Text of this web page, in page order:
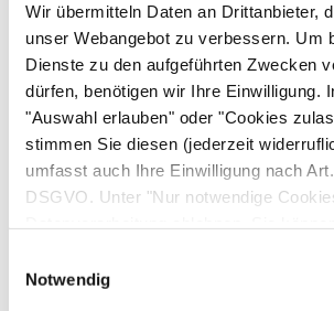
Wir übermitteln Daten an Drittanbieter,
unser Webangebot zu verbessern. Um
Dienste zu den aufgeführten Zwecken
dürfen, benötigen wir Ihre Einwilligung.
"Auswahl erlauben" oder "Cookies
stimmen Sie diesen (jederzeit
umfasst auch Ihre Einwilligung nach
DSGVO. Unter "Nur notwendige
Notwendig
ein Lungenabszess.Er entsteht,
Lungengewebe durch die
einschmilzt und sich der
mit Eiter füllt (Abszess). Der
einem schleichenden
Fieber, Nachtschweiß, Schwäche
Gewichtsverlust. Der
chirurgischer Eingriff erforderlich.